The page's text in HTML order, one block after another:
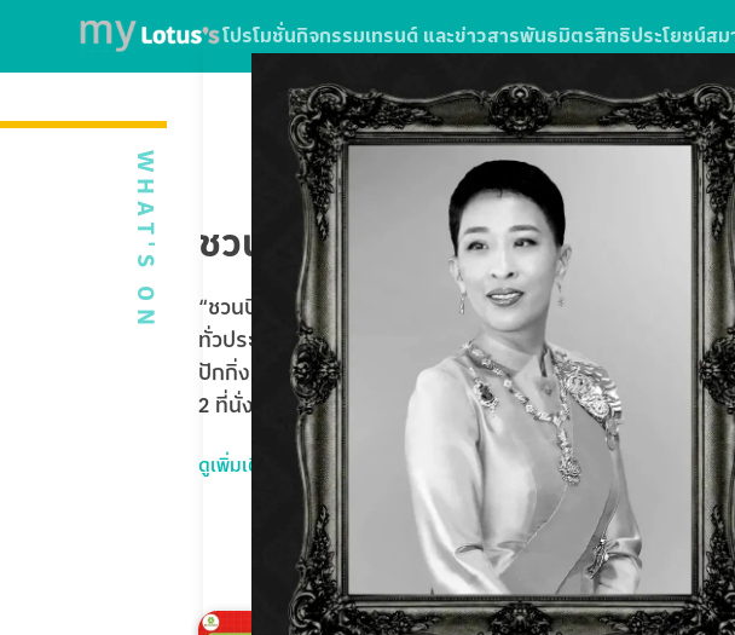
โปรโมชั่นกิจกรรมเทรนด์ และข่าวสารพันธมิตรสิทธิประโยชน์ส
WHAT'S ON ชวนบินฟรี ตะลุยปักกิ่ง
“ชวนบินฟรี ตะลุยปักกิ่ง” ใบเสร็จจากการซื้อสินค้าหรือบริการใ
ทั่วประเทศ หรือใช้บริการ SPARK EV ที่โลตัส โกเฟรช ลุ้นรับแ
ปักกิ่ง Universal Studios Beijing 5 วัน 3 คืน จำนวน 10 รา
2 ที่นั่ง รวมมูลค่ากว่า 1,020,000 บาท
ดูเพิ่มเติม